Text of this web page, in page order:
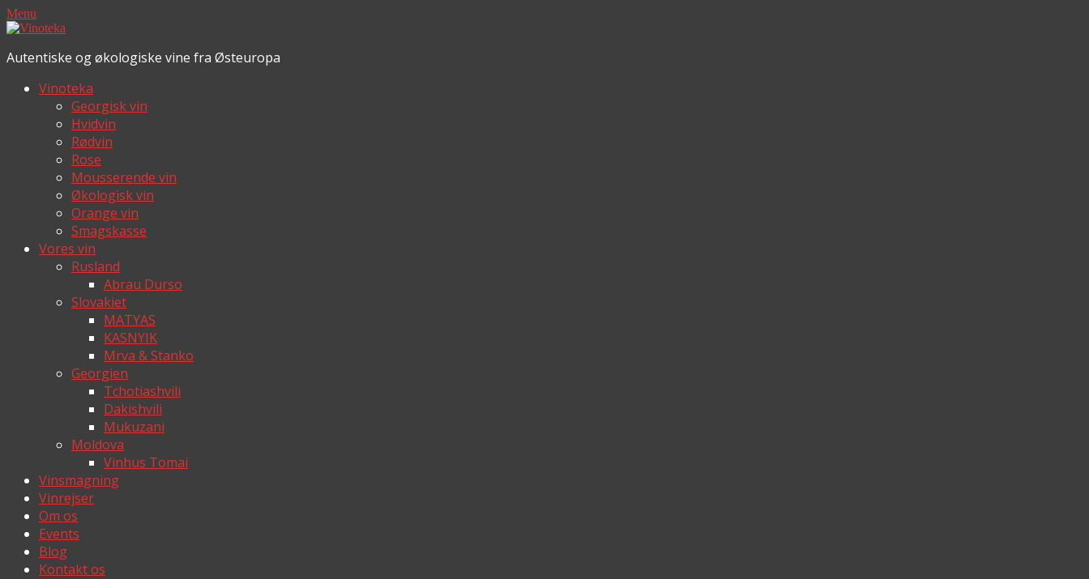
Menu
Autentiske og økologiske vine fra Østeuropa
Vinoteka
Georgisk vin
Hvidvin
Rødvin
Rose
Mousserende vin
Økologisk vin
Orange vin
Smagskasse
Vores vin
Rusland
Abrau Durso
Slovakiet
MATYAS
KASNYIK
Mrva & Stanko
Georgien
Tchotiashvili
Dakishvili
Mukuzani
Moldova
Vinhus Tomai
Vinsmagning
Vinrejser
Om os
Events
Blog
Kontakt os